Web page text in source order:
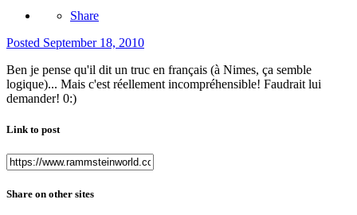
Share
Posted September 18, 2010
Ben je pense qu'il dit un truc en français (à Nimes, ça semble
logique)... Mais c'est réellement incompréhensible! Faudrait lui
demander! 0:)
Link to post
Share on other sites